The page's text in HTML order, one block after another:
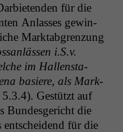
für die
Anlass­es gewin­
Mark­tab­gren­zung
i.S.v.
im Hal­len­sta­
basiere, als Mark­
Gestützt auf
Bun­des­gericht die
entschei­dend für die